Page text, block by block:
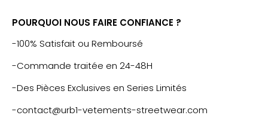
POURQUOI NOUS FAIRE CONFIANCE ?
-100% Satisfait ou Remboursé
-Commande traitée en 24-48H
-Des Pièces Exclusives en Series Limités
-contact@urb1-vetements-streetwear.com